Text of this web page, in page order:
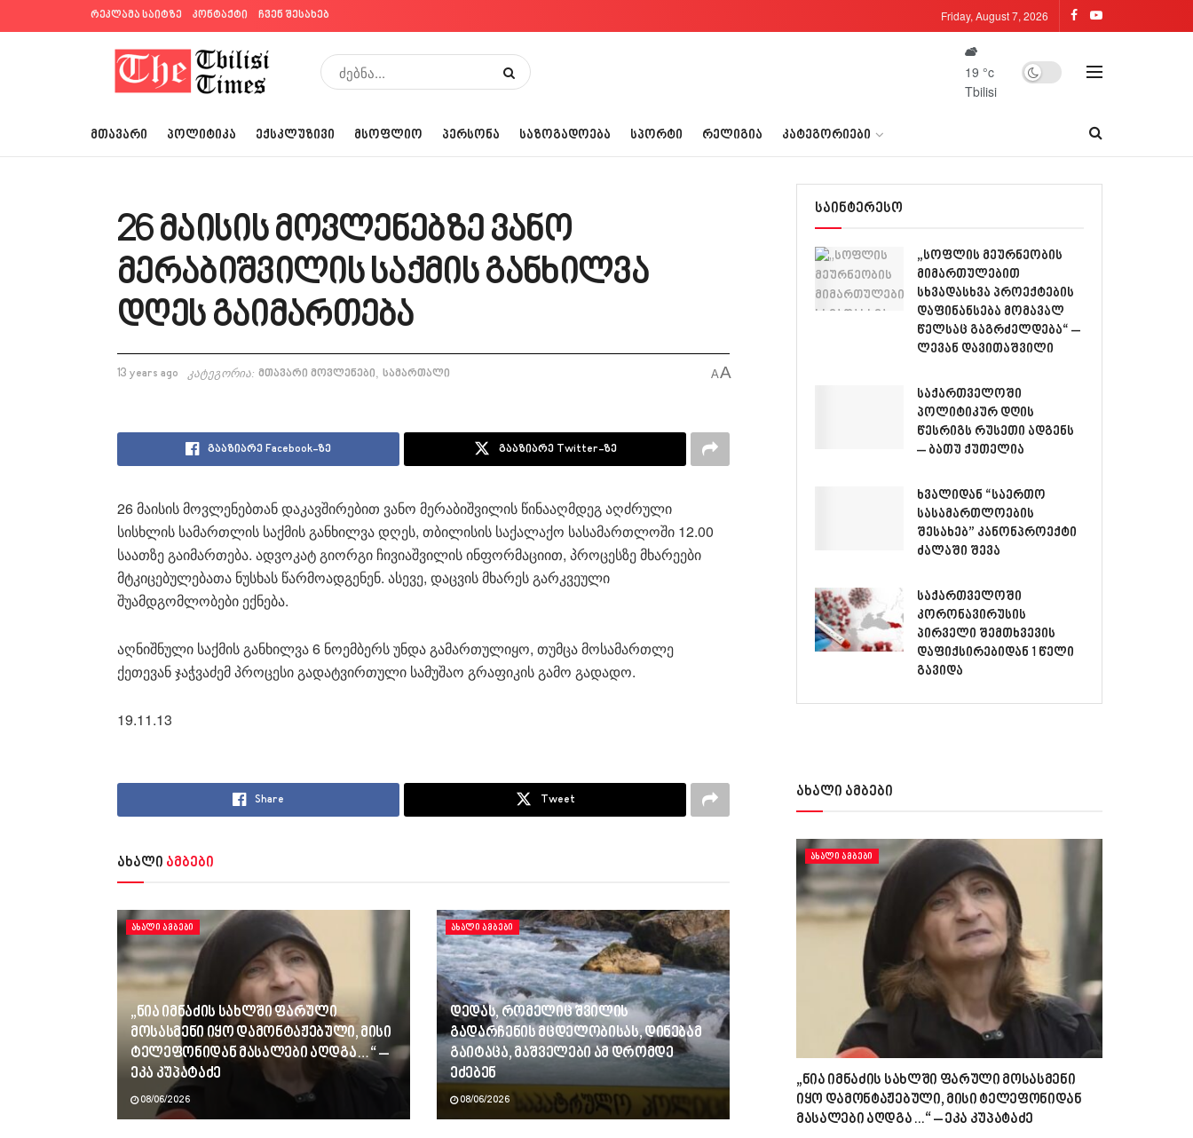
რეკლამა საიტზე კონტაქტი ჩვენ შესახებ Friday, August 7, 2026
19 °c
Tbilisi
ᲛᲗᲐᲕᲐᲠᲘ ᲞᲝᲚᲘᲢᲘᲙᲐ ᲔᲥᲡᲙᲚᲣᲖᲘᲕᲘ ᲛᲡᲝᲤᲚᲘᲝ ᲞᲔᲠᲡᲝᲜᲐ ᲡᲐᲖᲝᲒᲐᲓᲝᲔᲑᲐ ᲡᲞᲝᲠᲢᲘ ᲠᲔᲚᲘᲒᲘᲐ ᲙᲐᲢᲔᲒᲝᲠᲘᲔᲑᲘ
26 მაისის მოვლენებზე ვანო
მერაბიშვილის საქმის განხილვა
დღეს გაიმართება
13 years ago კატეგორია: მთავარი მოვლენები, სამართალი AA
გააზიარე Facebook-ზე გააზიარე Twitter-ზე
26 მაისის მოვლენებთან დაკავშირებით ვანო მერაბიშვილის წინააღმდეგ აღძრული
სისხლის სამართლის საქმის განხილვა დღეს, თბილისის საქალაქო სასამართლოში 12.00
საათზე გაიმართება. ადვოკატ გიორგი ჩივიაშვილის ინფორმაციით, პროცესზე მხარეები
მტკიცებულებათა ნუსხას წარმოადგენენ. ასევე, დაცვის მხარეს გარკვეული
შუამდგომლობები ექნება.
აღნიშნული საქმის განხილვა 6 ნოემბერს უნდა გამართულიყო, თუმცა მოსამართლე
ქეთევან ჯაჭვაძემ პროცესი გადატვირთული სამუშაო გრაფიკის გამო გადადო.
19.11.13
Share Tweet
ახალი ამბები
ᲐᲮᲐᲚᲘ ᲐᲛᲑᲔᲑᲘ
„ნია იმნაძის სახლში ფარული
მოსასმენი იყო დამონტაჟებული, მისი
ტელეფონიდან მასალები აღდგა…“ –
ეკა კუპატაძე
08/06/2026
ᲐᲮᲐᲚᲘ ᲐᲛᲑᲔᲑᲘ
დედას, რომელიც შვილის
გადარჩენის მცდელობისას, დინებამ
გაიტაცა, მაშველები ამ დრომდე
ეძებენ
08/06/2026
საინტერესო
„სოფლის მეურნეობის
მიმართულებით
სხვადასხვა პროექტების
დაფინანსება მომავალ
წელსაც გაგრძელდება“ –
ლევან დავითაშვილი
საქართველოში
პოლიტიკურ დღის
წესრიგს რუსეთი ადგენს
– ბათუ ქუთელია
ხვალიდან “საერთო
სასამართლოების
შესახებ” კანონპროექტი
ძალაში შევა
საქართველოში
კორონავირუსის
პირველი შემთხვევის
დაფიქსირებიდან 1 წელი
გავიდა
ახალი ამბები
ᲐᲮᲐᲚᲘ ᲐᲛᲑᲔᲑᲘ
„ნია იმნაძის სახლში ფარული მოსასმენი
იყო დამონტაჟებული, მისი ტელეფონიდან
მასალები აღდგა…“ – ეკა კუპატაძე